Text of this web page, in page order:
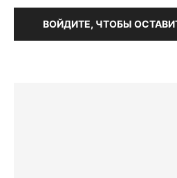
ВОЙДИТЕ, ЧТОБЫ